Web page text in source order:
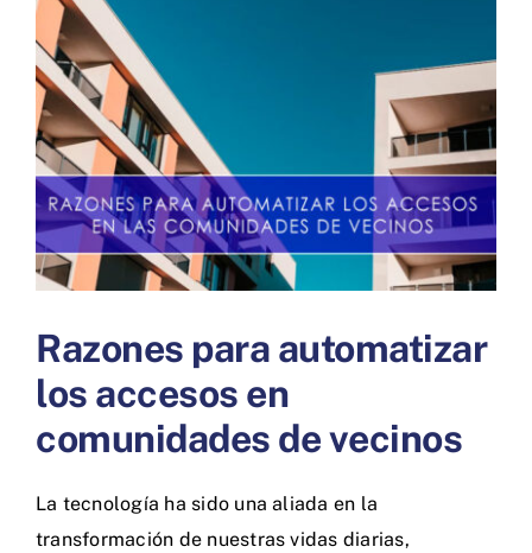
más
grande
Razones para automatizar
los accesos en
comunidades de vecinos
La tecnología ha sido una aliada en la
transformación de nuestras vidas diarias,